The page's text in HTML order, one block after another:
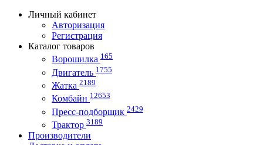
Личный кабинет
Авторизация
Регистрация
Каталог товаров
Ворошилка 165
Двигатель 1755
Жатка 2189
Комбайн 12653
Пресс-подборщик 2429
Трактор 3189
Производители